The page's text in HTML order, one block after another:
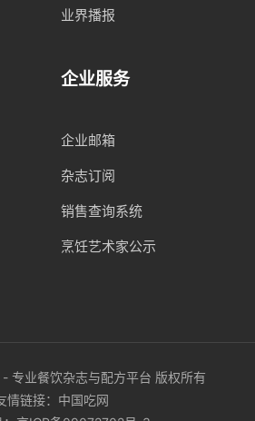
业界播报
企业服务
企业邮箱
杂志订阅
销售查询系统
烹饪艺术家公示
专业餐饮杂志与配方平台 版权所有
情链接： 中国吃网